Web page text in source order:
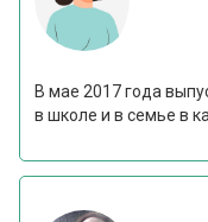
В мае 2017 года
в школе и в семье в